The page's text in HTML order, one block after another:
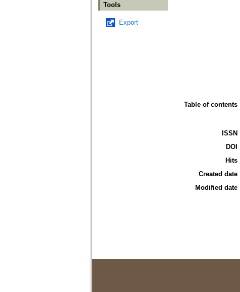
Tools
Export
Table of contents
ISSN
DOI
Hits
Created date
Modified date